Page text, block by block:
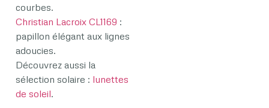
courbes.
Christian Lacroix CL1169 :
papillon élégant aux lignes
adoucies.
Découvrez aussi la
sélection solaire : lunettes
de soleil.